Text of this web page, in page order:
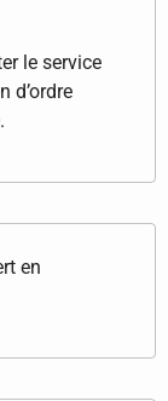
le service
d’ordre
en